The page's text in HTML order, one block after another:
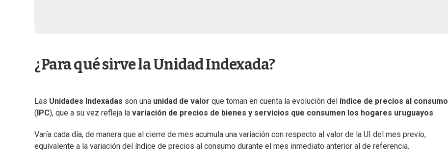
¿Para qué sirve la Unidad Indexada?
Las Unidades Indexadas son una unidad de valor que toman en cuenta la evolución del índice de precios al consumo
( IPC), que a su vez refleja la variación de precios de bienes y servicios que consumen los hogares uruguayos.
Varía cada día, de manera que al cierre de mes acumula una variación con respecto al valor de la UI del mes previo,
equivalente a la variación del índice de precios al consumo durante el mes inmediato anterior al de referencia.